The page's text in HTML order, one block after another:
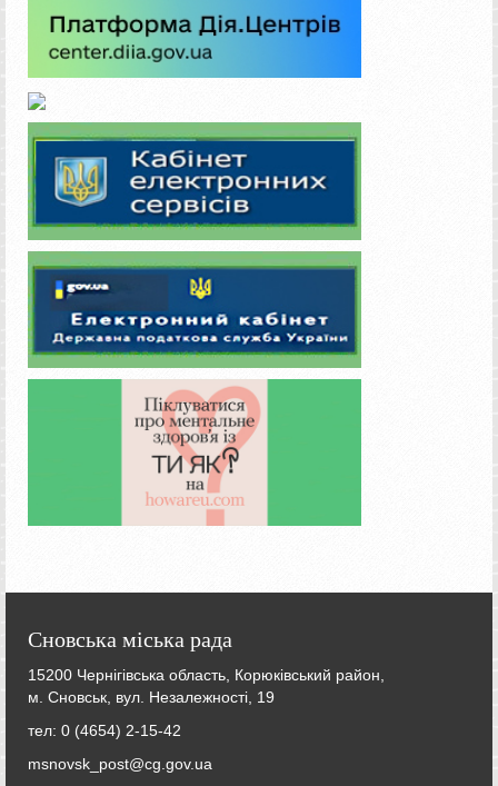
Сновська міська рада
15200 Чернігівська область, Корюківський район,
м. Сновськ, вул. Незалежності, 19
тел: 0 (4654) 2-15-42
msnovsk_post@cg.gov.ua